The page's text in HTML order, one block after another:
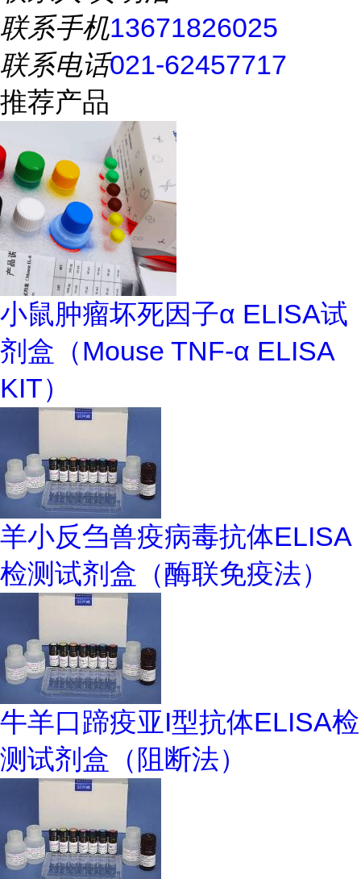
联系手机13671826025
联系电话021-62457717
推荐产品
小鼠肿瘤坏死因子α ELISA试
剂盒（Mouse TNF-α ELISA
KIT）
羊小反刍兽疫病毒抗体ELISA
检测试剂盒（酶联免疫法）
牛羊口蹄疫亚I型抗体ELISA检
测试剂盒（阻断法）